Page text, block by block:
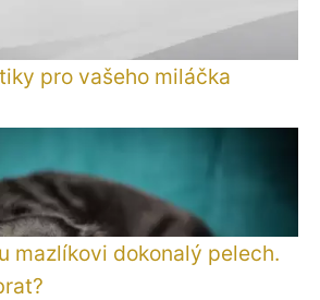
pro vašeho miláčka
mazlíkovi dokonalý pelech.